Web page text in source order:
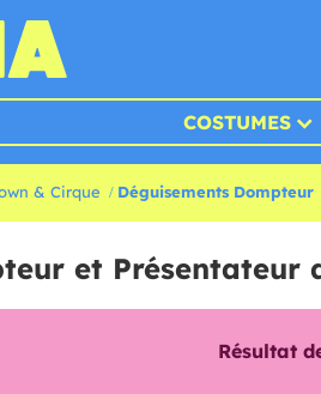
COSTUMES
& Cirque Déguisements Dompteur
et Présentateur
Résultat